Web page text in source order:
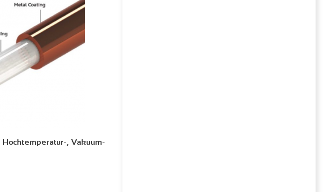
Hochtemperatur-, Vakuum-